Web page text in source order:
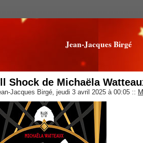
Jean-Jacques Birgé
Shock de Michaëla
Jacques Birgé, jeudi 3 avril 2025 à 00:05 ::